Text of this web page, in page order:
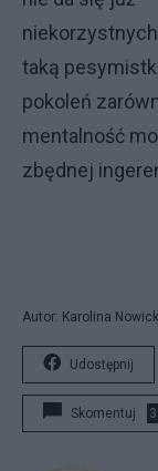
taką
pokoleń
mentalność
zbędnej
Autor: Karolina
Udostępnij
Skomentuj